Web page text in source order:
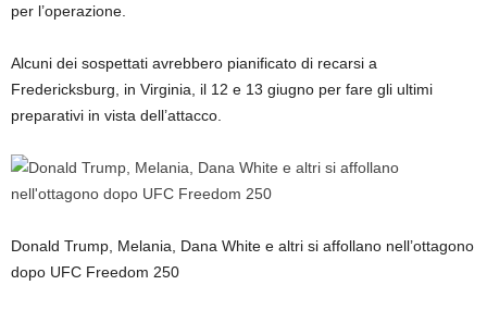
per l’operazione.
Alcuni dei sospettati avrebbero pianificato di recarsi a
Fredericksburg, in Virginia, il 12 e 13 giugno per fare gli ultimi
preparativi in ​​vista dell’attacco.
Donald Trump, Melania, Dana White e altri si affollano nell’ottagono
dopo UFC Freedom 250